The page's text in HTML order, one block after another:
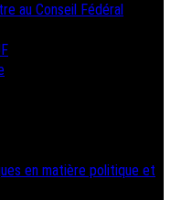
au Conseil Fédéral
en matière politique et